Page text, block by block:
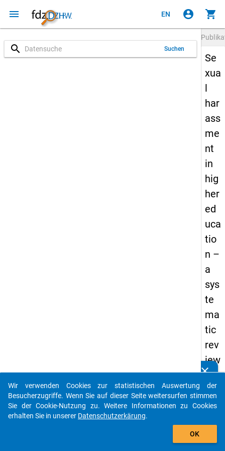
menu EN account_circle shopping_cart
search Suchen
Se
xua
l
har
ass
me
nt
in
hig
her
ed
uca
tio
n –
a
sys
te
ma
tic
rev
iew
Details
Maja
clear
Kennen Sie Publikationen, die auf Basis unserer
Datenpakete entstanden sind? Dann teilen Sie uns diese
bitte mit...
auto_stories
Wir verwenden Cookies zur statistischen Auswertung der
Besucherzugriffe. Wenn Sie auf dieser Seite weitersurfen stimmen
Sie der Cookie-Nutzung zu. Weitere Informationen zu Cookies
erhalten Sie in unserer Datenschutzerkärung.
OK